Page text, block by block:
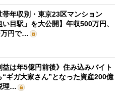
帯年収別・東京23区マンション
い目駅」を大公開】年収500万円、
円で…
益は年5億円前後》住み込みバイト
“ギガ大家さん”となった資産200億
理…